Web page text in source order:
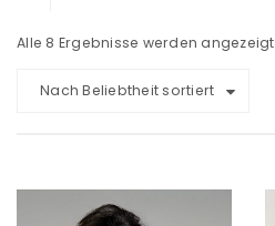
Alle 8 Ergebnisse werden angezeigt
Nach Beliebtheit sortiert